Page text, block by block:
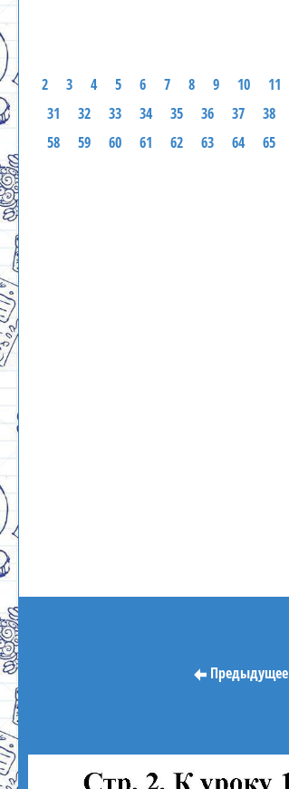
2 3 4 5 6 7 8 9 10 11
31
32 33 34 35 36 37 38
58
59 60 61 62 63 64 65
Предыдущее